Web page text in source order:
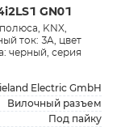
GN01
KNX,
ток: 3A, цвет
черный, серия
Electric GmbH
Вилочный разъем
Под пайку